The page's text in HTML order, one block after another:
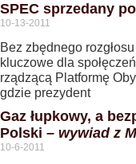
SPEC sprzedany
10-13-2011
Bez zbędnego
kluczowe dla
rządzącą Platformę
gdzie prezydent
Gaz łupkowy, a
Polski – wywiad z
10-6-2011